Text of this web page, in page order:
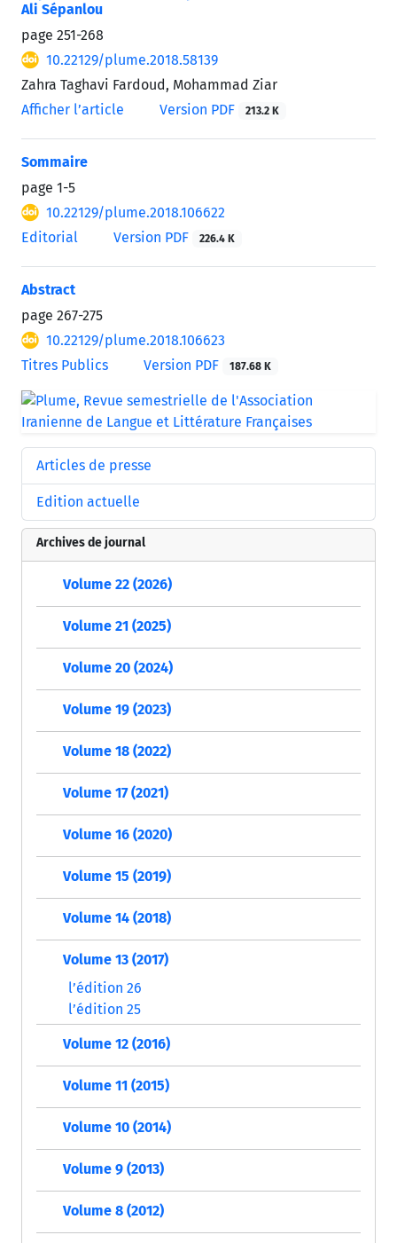
Ali Sépanlou
page 251-268
10.22129/plume.2018.58139
Zahra Taghavi Fardoud, Mohammad Ziar
Afficher l’article
Version PDF 213.2 K
Sommaire
page 1-5
10.22129/plume.2018.106622
Editorial
Version PDF 226.4 K
Abstract
page 267-275
10.22129/plume.2018.106623
Titres Publics
Version PDF 187.68 K
Articles de presse
Edition actuelle
Archives de journal
Volume 22 (2026)
Volume 21 (2025)
Volume 20 (2024)
Volume 19 (2023)
Volume 18 (2022)
Volume 17 (2021)
Volume 16 (2020)
Volume 15 (2019)
Volume 14 (2018)
Volume 13 (2017)
l’édition 26
l’édition 25
Volume 12 (2016)
Volume 11 (2015)
Volume 10 (2014)
Volume 9 (2013)
Volume 8 (2012)